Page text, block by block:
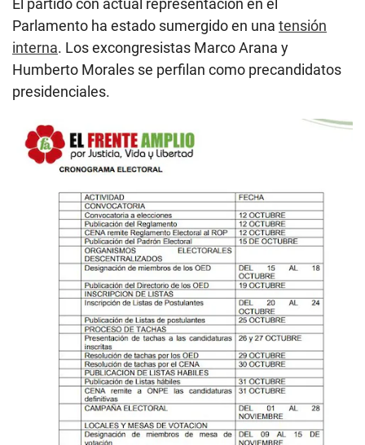
Parlamento ha estado sumergido en una tensión
interna. Los excongresistas Marco Arana y
Humberto Morales se perfilan como precandidatos
presidenciales.